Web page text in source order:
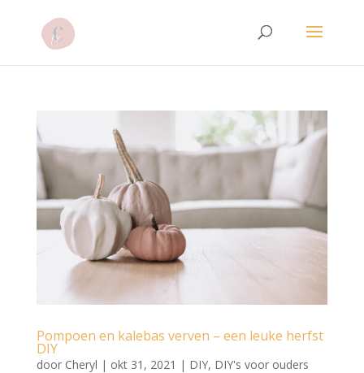
Pompoen en kalebas verven – een leuke herfst
DIY
door Cheryl | okt 31, 2021 | DIY, DIY's voor ouders